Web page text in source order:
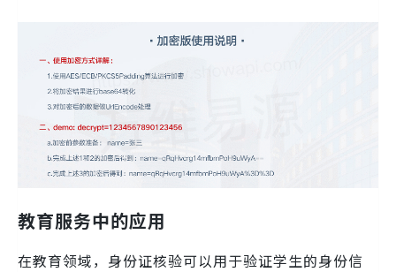
教育服务中的应用
在教育领域，身份证核验可以用于验证学生的身份信